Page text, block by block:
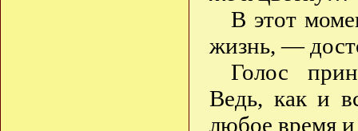
В этот
жизнь, —
Голос
Ведь, как и
любое время